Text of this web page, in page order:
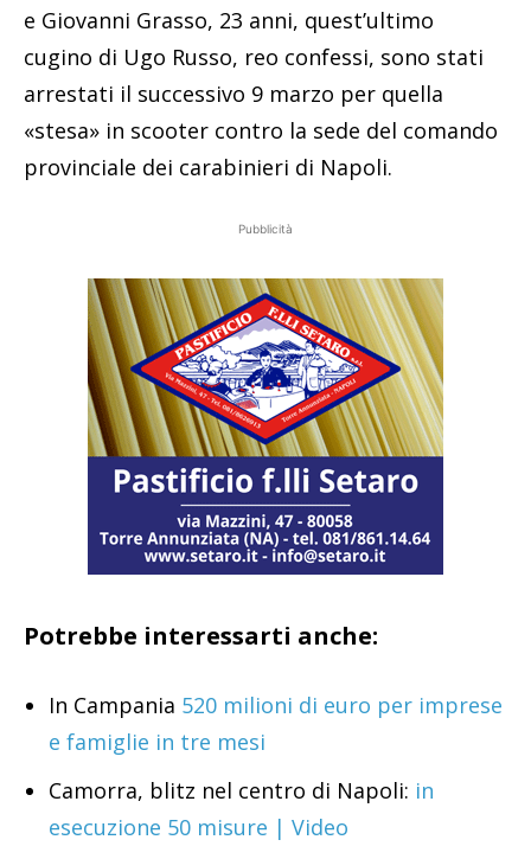
e Giovanni Grasso, 23 anni, quest’ultimo
cugino di Ugo Russo, reo confessi, sono stati
arrestati il successivo 9 marzo per quella
«stesa» in scooter contro la sede del comando
provinciale dei carabinieri di Napoli.
Pubblicità
Potrebbe interessarti anche:
In Campania 520 milioni di euro per imprese
e famiglie in tre mesi
Camorra, blitz nel centro di Napoli: in
esecuzione 50 misure | Video